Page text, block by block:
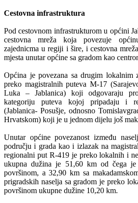
Cestovna infrastruktura
Pod cestovnom infrastrukturom u općini
cestovna mreža koja povezuje
zajednicma u regiji i šire, i cestovna
mjesta unutar općine sa gradom kao
Općina je povezana sa drugim lokalnim
preko magistralnih puteva M-17
Luka – Jablanica) koji odgovaraju
kategoriju puteva kojoj pripadaju i
(Jablanica- Posušje, odnosno
Hrvatskom) koji je u jednom dijelu još
Unutar općine povezanost između
području i grada kao i izlazak na
regionalni put R-419 je preko lokalnih i
ukupna dužina je 51,60 km od čega
površinom, a 32,90 km sa
prigradskih naselja sa gradom je preko
površinom ukupne dužine 10,20 km.